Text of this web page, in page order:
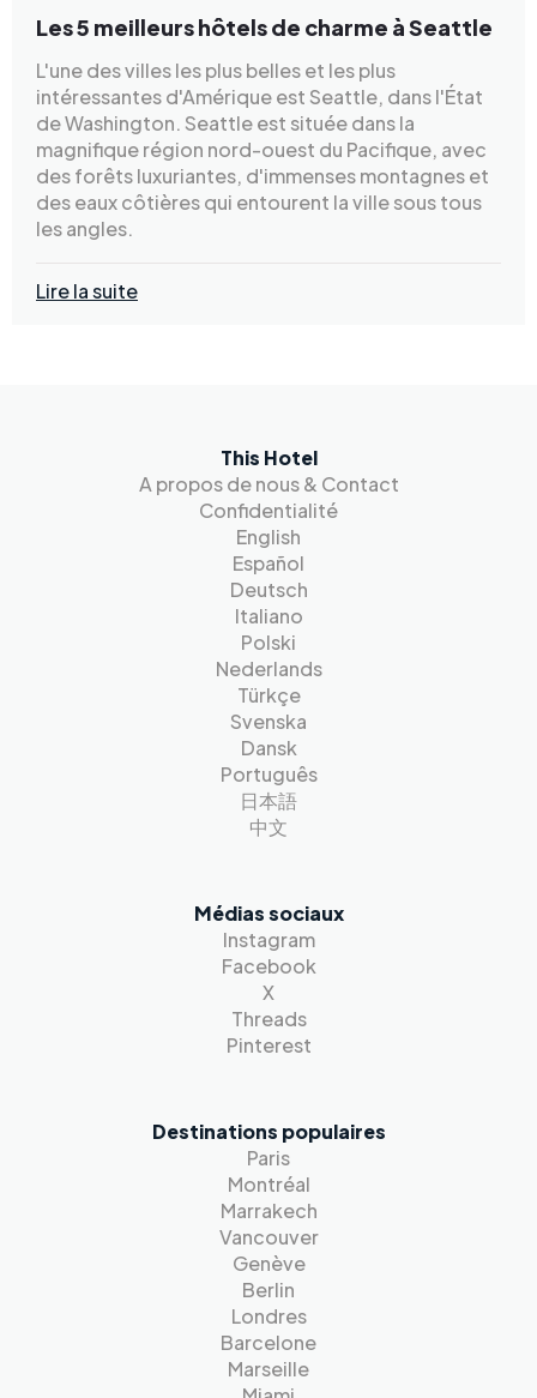
Les 5 meilleurs hôtels de charme à Seattle
L'une des villes les plus belles et les plus
intéressantes d'Amérique est Seattle, dans l'État
de Washington. Seattle est située dans la
magnifique région nord-ouest du Pacifique, avec
des forêts luxuriantes, d'immenses montagnes et
des eaux côtières qui entourent la ville sous tous
les angles.
Lire la suite
This Hotel
A propos de nous & Contact
Confidentialité
English
Español
Deutsch
Italiano
Polski
Nederlands
Türkçe
Svenska
Dansk
Português
日本語
中文
Médias sociaux
Instagram
Facebook
X
Threads
Pinterest
Destinations populaires
Paris
Montréal
Marrakech
Vancouver
Genève
Berlin
Londres
Barcelone
Marseille